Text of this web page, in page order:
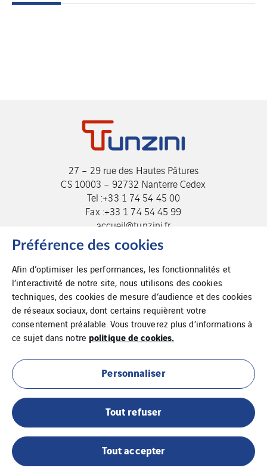
27 – 29 rue des Hautes Pâtures
CS 10003 – 92732 Nanterre Cedex
Tel :+33 1 74 54 45 00
Fax :+33 1 74 54 45 99
accueil@tunzini.fr
Cookies
Mentions légales
Préférence des cookies
Afin d’optimiser les performances, les fonctionnalités et
l’interactivité de notre site, nous utilisons des cookies
techniques, des cookies de mesure d’audience et des cookies
de réseaux sociaux, dont certains requièrent votre
consentement préalable. Vous trouverez plus d’informations à
ce sujet dans notre politique de cookies.
Personnaliser
Tout refuser
Tout accepter